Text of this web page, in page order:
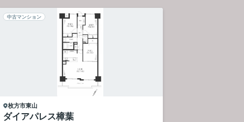
中古マンション
枚方市東山
ダイアパレス樟葉